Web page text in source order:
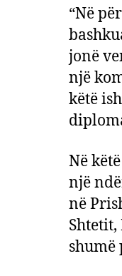
“Në
jonë
një
këtë
Në
një
në
shumë